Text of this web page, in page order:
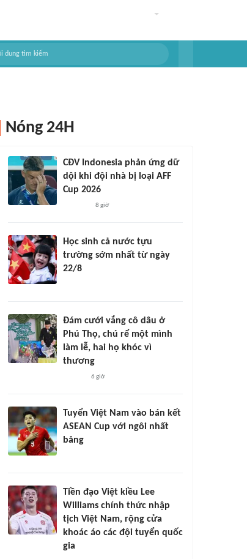
Nóng 24H
CĐV Indonesia phản ứng dữ
dội khi đội nhà bị loại AFF
Cup 2026
8 giờ
Học sinh cả nước tựu
trường sớm nhất từ ngày
22/8
Đám cưới vắng cô dâu ở
Phú Thọ, chú rể một mình
làm lễ, hai họ khóc vì
thương
6 giờ
Tuyển Việt Nam vào bán kết
ASEAN Cup với ngôi nhất
bảng
Tiền đạo Việt kiều Lee
Williams chính thức nhập
tịch Việt Nam, rộng cửa
khoác áo các đội tuyển quốc
gia